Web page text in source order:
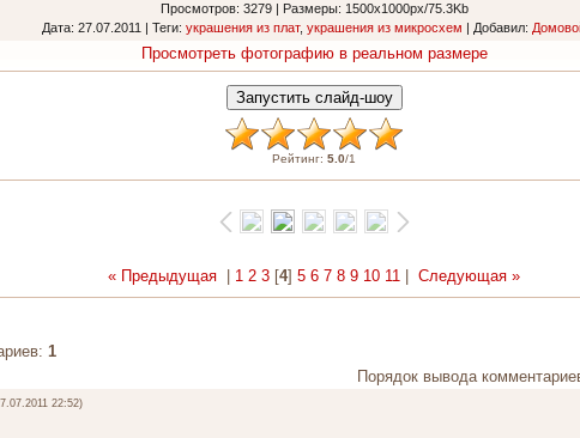
Просмотров: 3279 | Размеры: 1500x1000px/75.3Kb
Дата: 27.07.2011 | Теги: украшения из плат, украшения из микросхем Добавил:
Просмотреть фотографию в реальном размере
Рейтинг: 5.0/1
« Предыдущая 1 2 3 [4] 5 6 7 8 9 10 11 Следующая »
: 1
Порядок вывода
22:52)